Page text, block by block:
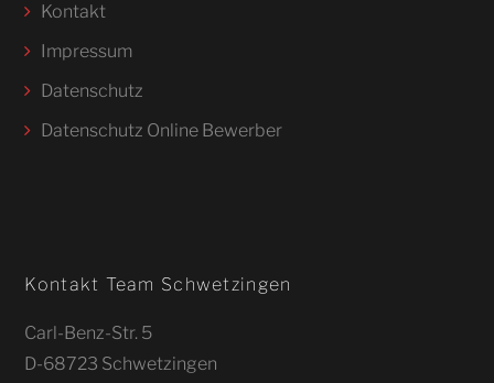
Kontakt
Impressum
Datenschutz
Datenschutz Online Bewerber
Kontakt Team Schwetzingen
Carl-Benz-Str. 5
D-68723 Schwetzingen